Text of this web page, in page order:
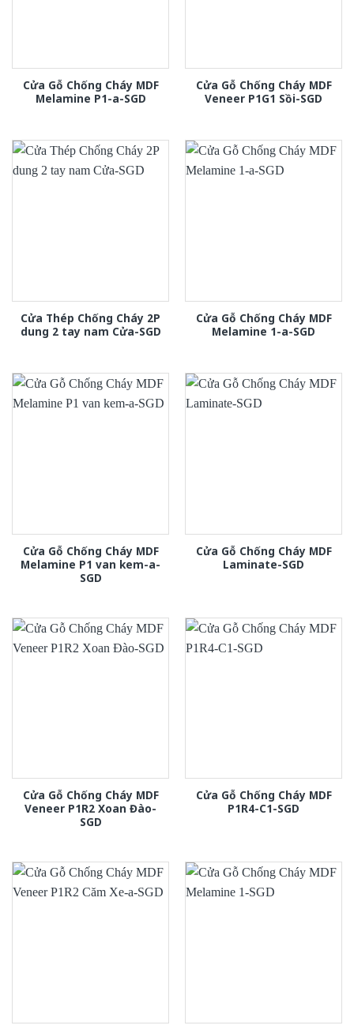
Cửa Gỗ Chống Cháy MDF
Melamine P1-a-SGD
Cửa Gỗ Chống Cháy MDF
Veneer P1G1 Sồi-SGD
Cửa Thép Chống Cháy 2P
dung 2 tay nam Cửa-SGD
Cửa Gỗ Chống Cháy MDF
Melamine 1-a-SGD
Cửa Gỗ Chống Cháy MDF
Melamine P1 van kem-a-
SGD
Cửa Gỗ Chống Cháy MDF
Laminate-SGD
Cửa Gỗ Chống Cháy MDF
Veneer P1R2 Xoan Đào-
SGD
Cửa Gỗ Chống Cháy MDF
P1R4-C1-SGD